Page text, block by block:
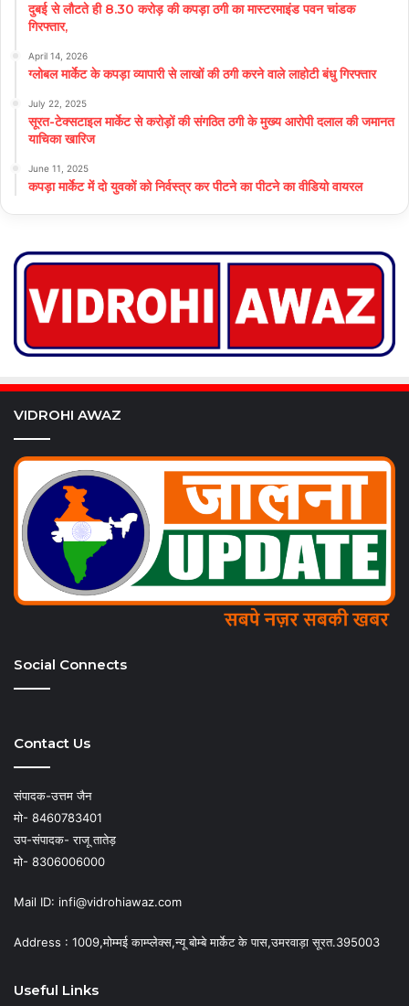
दुबई से लौटते ही 8.30 करोड़ की कपड़ा ठगी का मास्टरमाइंड पवन चांडक
गिरफ्तार,
April 14, 2026
ग्लोबल मार्केट के कपड़ा व्यापारी से लाखों की ठगी करने वाले लाहोटी बंधु गिरफ्तार
July 22, 2025
सूरत-टेक्सटाइल मार्केट से करोड़ों की संगठित ठगी के मुख्य आरोपी दलाल की जमानत
याचिका खारिज
June 11, 2025
कपड़ा मार्केट में दो युवकों को निर्वस्त्र कर पीटने का पीटने का वीडियो वायरल
VIDROHI AWAZ
Social Connects
Contact Us
संपादक-उत्तम जैन
मो- 8460783401
उप-संपादक- राजू तातेड़
मो- 8306006000
Mail ID: infi@vidrohiawaz.com
Address : 1009,मोम्मई काम्प्लेक्स,न्यू बोम्बे मार्केट के पास,उमरवाड़ा सूरत.395003
Useful Links